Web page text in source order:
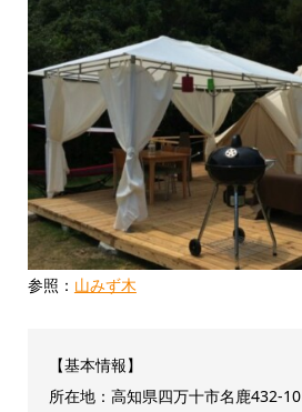
参照： 山みず木
【基本情報】
所在地：高知県四万十市名鹿432-10